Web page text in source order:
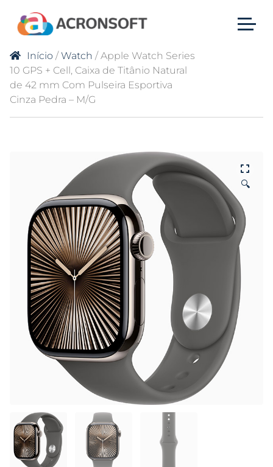
Início /Watch / Apple Watch Series
10 GPS + Cell, Caixa de Titânio Natural
de 42 mm Com Pulseira Esportiva
Cinza Pedra – M/G
🔍